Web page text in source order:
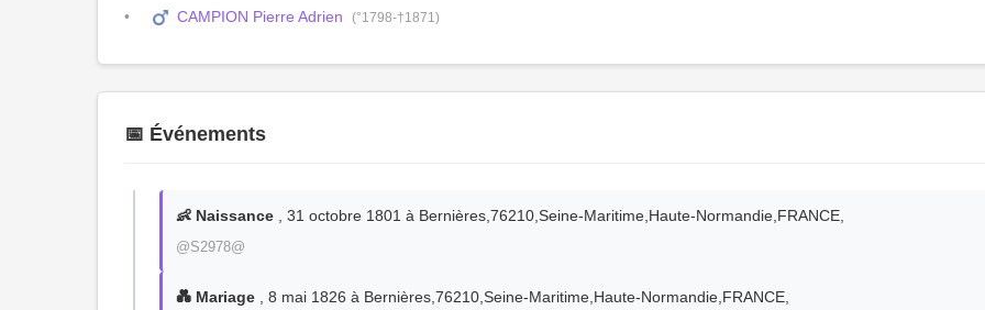
CAMPION Pierre Adrien (°1798-†1871)
📅 Événements
👶 Naissance , 31 octobre 1801 à Bernières,76210,Seine-Maritime,Haute-Normandie,FRANCE,
@S2978@
💑 Mariage , 8 mai 1826 à Bernières,76210,Seine-Maritime,Haute-Normandie,FRANCE,